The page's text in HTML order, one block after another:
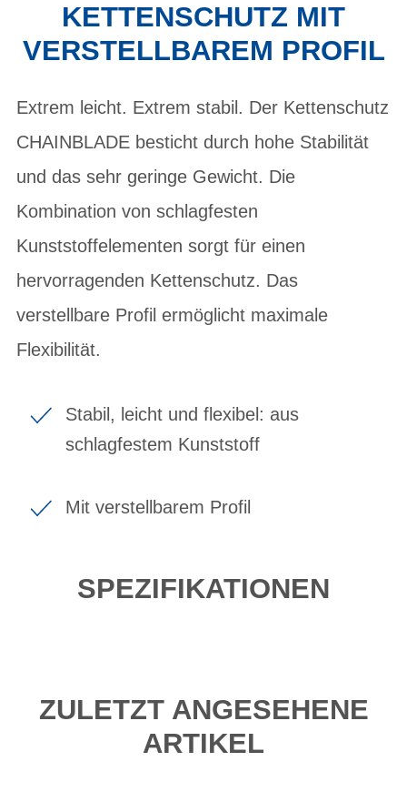
KETTENSCHUTZ MIT
VERSTELLBAREM PROFIL
Extrem leicht. Extrem stabil. Der Kettenschutz
CHAINBLADE besticht durch hohe Stabilität
und das sehr geringe Gewicht. Die
Kombination von schlagfesten
Kunststoffelementen sorgt für einen
hervorragenden Kettenschutz. Das
verstellbare Profil ermöglicht maximale
Flexibilität.
Stabil, leicht und flexibel: aus
schlagfestem Kunststoff
Mit verstellbarem Profil
SPEZIFIKATIONEN
ZULETZT ANGESEHENE
ARTIKEL